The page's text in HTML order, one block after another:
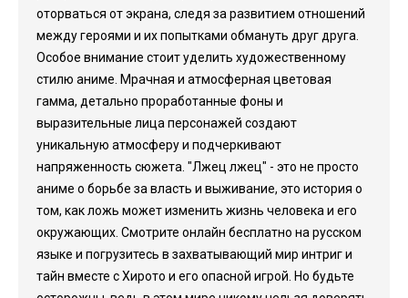
оторваться от экрана, следя за развитием отношений
между героями и их попытками обмануть друг друга.
Особое внимание стоит уделить художественному
стилю аниме. Мрачная и атмосферная цветовая
гамма, детально проработанные фоны и
выразительные лица персонажей создают
уникальную атмосферу и подчеркивают
напряженность сюжета. "Лжец лжец" - это не просто
аниме о борьбе за власть и выживание, это история о
том, как ложь может изменить жизнь человека и его
окружающих. Смотрите онлайн бесплатно на русском
языке и погрузитесь в захватывающий мир интриг и
тайн вместе с Хирото и его опасной игрой. Но будьте